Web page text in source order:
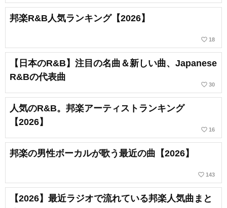
邦楽R&B人気ランキング【2026】
favorite_border 18
【日本のR&B】注目の名曲＆新しい曲、Japanese
R&Bの代表曲
favorite_border 30
人気のR&B。邦楽アーティストランキング
【2026】
favorite_border 16
邦楽の男性ボーカルが歌う最近の曲【2026】
favorite_border 143
【2026】最近ラジオで流れている邦楽人気曲まと